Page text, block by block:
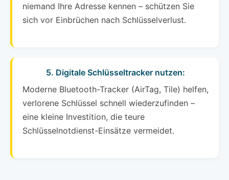
niemand Ihre Adresse kennen – schützen Sie
sich vor Einbrüchen nach Schlüsselverlust.
5. Digitale Schlüsseltracker nutzen:
Moderne Bluetooth-Tracker (AirTag, Tile) helfen,
verlorene Schlüssel schnell wiederzufinden –
eine kleine Investition, die teure
Schlüsselnotdienst-Einsätze vermeidet.